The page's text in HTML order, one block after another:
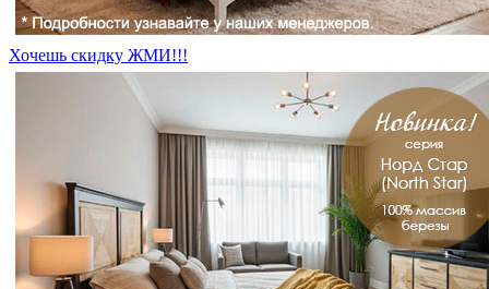
Хочешь скидку ЖМИ!!!